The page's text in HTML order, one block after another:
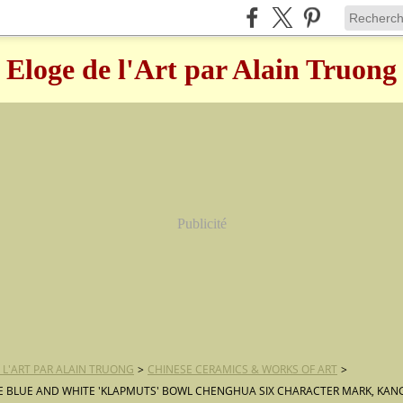
Eloge de l'Art par Alain Truong
Publicité
PAR ALAIN TRUONG > CHINESE CERAMICS & WORKS OF ART >
BLUE AND WHITE 'KLAPMUTS' BOWL CHENGHUA SIX CHARACTER MARK,